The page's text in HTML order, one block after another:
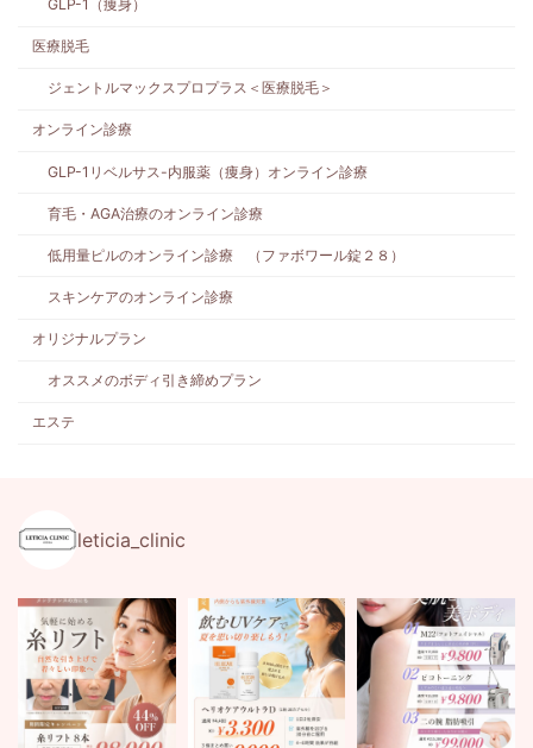
GLP-1（痩身）
医療脱毛
ジェントルマックスプロプラス＜医療脱毛＞
オンライン診療
GLP-1リベルサス-内服薬（痩身）オンライン診療
育毛・AGA治療のオンライン診療
低用量ピルのオンライン診療 （ファボワール錠２８）
スキンケアのオンライン診療
オリジナルプラン
オススメのボディ引き締めプラン
エステ
leticia_clinic